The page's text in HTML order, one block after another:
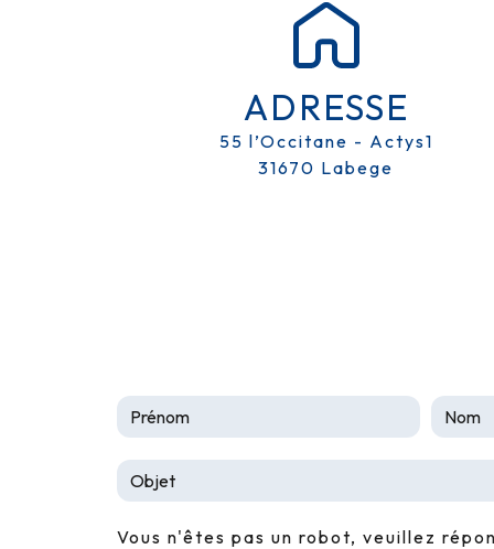
ADRESSE
55 l’Occitane - Actys1
31670 Labege
Vous n'êtes pas un robot, veuillez